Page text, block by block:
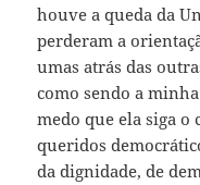
houve a queda da
perderam a
umas atrás das
como sendo a
medo que ela siga o
queridos
da dignidade, de